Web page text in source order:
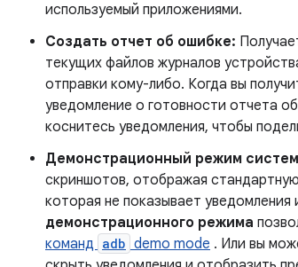
используемый приложениями.
Создать отчет об ошибке:
текущих файлов журналов
отправки кому-либо. Когда вы
уведомление о готовности отчета
коснитесь уведомления, чтобы
Демонстрационный режим
скриншотов, отображая
которая не показывает
демонстрационного режима
команд adb demo mode . Или вы